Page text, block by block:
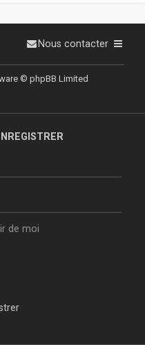
Nous contacter
© phpBB Limited
de moi